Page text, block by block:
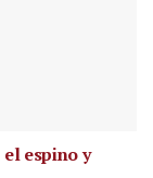
espino y